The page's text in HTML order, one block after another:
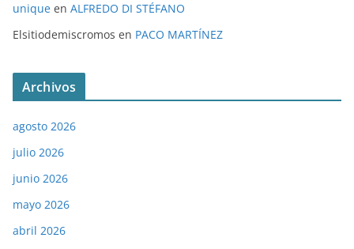
unique en ALFREDO DI STÉFANO
Elsitiodemiscromos en PACO MARTÍNEZ
Archivos
agosto 2026
julio 2026
junio 2026
mayo 2026
abril 2026